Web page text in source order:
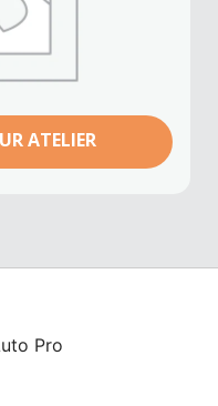
ATELIER